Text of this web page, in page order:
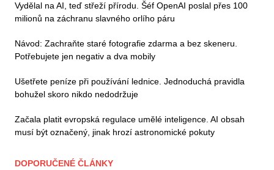
Vydělal na AI, teď střeží přírodu. Šéf OpenAI poslal přes 100
milionů na záchranu slavného orlího páru
Návod: Zachraňte staré fotografie zdarma a bez skeneru.
Potřebujete jen negativ a dva mobily
Ušetřete peníze při používání lednice. Jednoduchá pravidla
bohužel skoro nikdo nedodržuje
Začala platit evropská regulace umělé inteligence. AI obsah
musí být označený, jinak hrozí astronomické pokuty
DOPORUČENÉ ČLÁNKY